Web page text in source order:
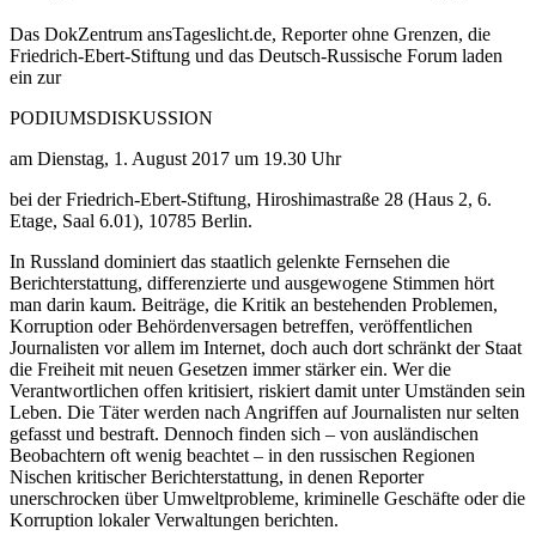
Das DokZentrum ansTageslicht.de, Reporter ohne Grenzen, die
Friedrich-Ebert-Stiftung und das Deutsch-Russische Forum laden
ein zur
PODIUMSDISKUSSION
am Dienstag, 1. August 2017 um 19.30 Uhr
bei der Friedrich-Ebert-Stiftung, Hiroshimastraße 28 (Haus 2, 6.
Etage, Saal 6.01), 10785 Berlin.
In Russland dominiert das staatlich gelenkte Fernsehen die
Berichterstattung, differenzierte und ausgewogene Stimmen hört
man darin kaum. Beiträge, die Kritik an bestehenden Problemen,
Korruption oder Behördenversagen betreffen, veröffentlichen
Journalisten vor allem im Internet, doch auch dort schränkt der Staat
die Freiheit mit neuen Gesetzen immer stärker ein. Wer die
Verantwortlichen offen kritisiert, riskiert damit unter Umständen sein
Leben. Die Täter werden nach Angriffen auf Journalisten nur selten
gefasst und bestraft. Dennoch finden sich – von ausländischen
Beobachtern oft wenig beachtet – in den russischen Regionen
Nischen kritischer Berichterstattung, in denen Reporter
unerschrocken über Umweltprobleme, kriminelle Geschäfte oder die
Korruption lokaler Verwaltungen berichten.